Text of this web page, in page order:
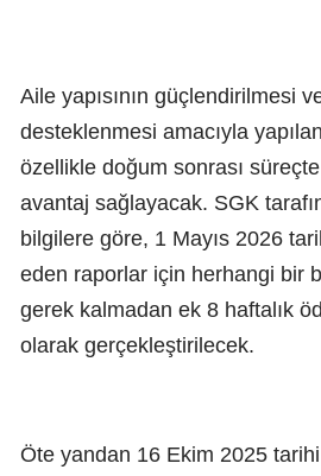
Aile yapısının güçlendirilmesi
desteklenmesi amacıyla
özellikle doğum sonrası
avantaj sağlayacak. SGK
bilgilere göre, 1 Mayıs 2026
eden raporlar için herhangi bir
gerek kalmadan ek 8 haftalık
olarak gerçekleştirilecek.
Öte yandan 16 Ekim 2025